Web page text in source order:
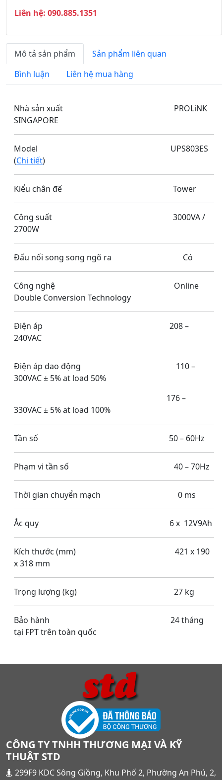
Liên hệ: 090.885.1351
Mô tả sản phẩm
Sản phẩm liên quan
Bình luận
Liên hệ mua hàng
Nhà sản xuất PROLiNK
SINGAPORE
Model UPS803ES
(Chi tiết)
Kiểu chân đế Tower
Công suất 3000VA /
2700W
Đấu nối song song ngõ ra Có
Công nghệ Online
Double Conversion Technology
Điện áp 208 –
240VAC
Điện áp dao động 110 –
300VAC ± 5% at load 50%
176 –
330VAC ± 5% at load 100%
Tần số 50 – 60Hz
Phạm vi tần số 40 – 70Hz
Thời gian chuyển mạch 0 ms
Ắc quy 6 x 12V9Ah
Kích thước (mm) 421 x 190
x 318 mm
Trọng lượng (kg) 27 kg
Bảo hành 24 tháng
tại FPT trên toàn quốc
CÔNG TY TNHH THƯƠNG MẠI VÀ KỸ
THUẬT STD
299F9 KDC Sông Giồng, Khu Phố 2, Phường An Phú, 2,